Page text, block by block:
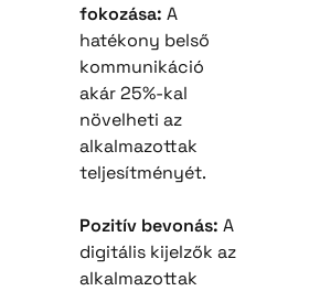
fokozása: A
hatékony belső
kommunikáció
akár 25%-kal
növelheti az
alkalmazottak
teljesítményét.
Pozitív bevonás: A
digitális kijelzők az
alkalmazottak